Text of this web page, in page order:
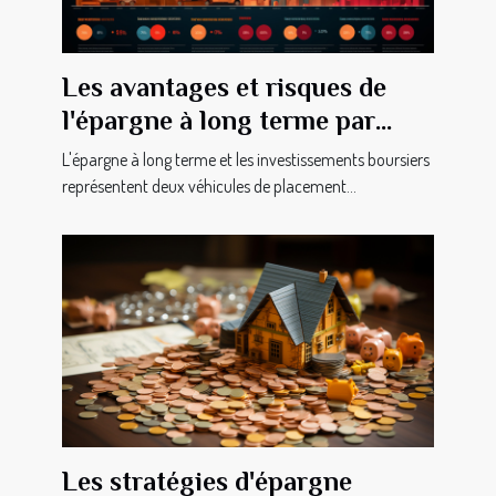
Les avantages et risques de
l'épargne à long terme par
rapport aux investissements
boursiers
L'épargne à long terme et les investissements boursiers
représentent deux véhicules de placement...
Les stratégies d'épargne